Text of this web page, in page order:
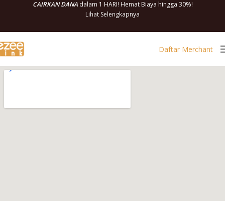
CAIRKAN DANAdalam 1 HARI! Hemat Biaya hingga 30%!
Lihat Selengkapnya
Daftar Merchant